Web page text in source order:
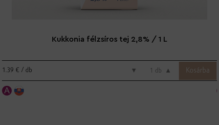
Kukkonia félzsíros tej 2,8% / 1 L
1.39 € / db ▼ db ▲